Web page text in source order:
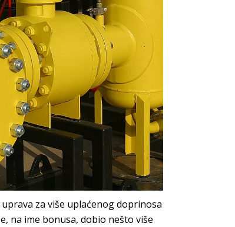
za više uplaćenog doprinosa
na ime bonusa, dobio nešto više